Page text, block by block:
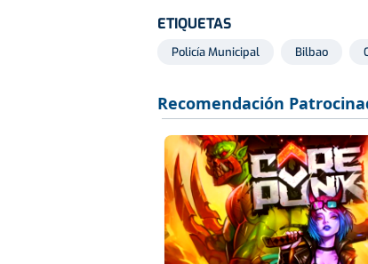
ETIQUETAS
Policía Municipal Bilbao